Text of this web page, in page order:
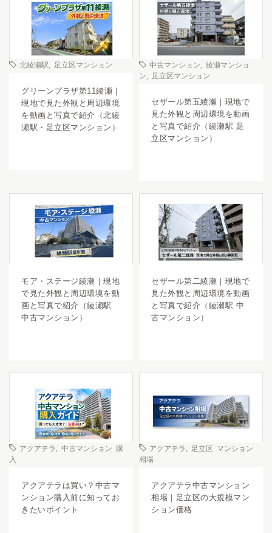
北綾瀬駅 足立区マンション
グリーンプラザ第11綾瀬｜
現地で見た外観と周辺環境
を動画と写真で紹介（北綾
瀬駅・足立区マンション）
中古マンション
綾瀬マンショ
ン
足立区マンション
セザール第五綾瀬｜現地で
見た外観と周辺環境を動画
と写真で紹介（綾瀬駅 足
立区マンション）
モア・ステージ綾瀬｜現地
で見た外観と周辺環境を動
画と写真で紹介（綾瀬駅
中古マンション）
セザール第二綾瀬｜現地で
見た外観と周辺環境を動画
と写真で紹介（綾瀬駅 中
古マンション）
アクアテラ
中古マンション 購
入
アクアテラは買い？中古マ
ンション購入前に知ってお
きたいポイント
アクアテラ
足立区 マンション
相場
アクアテラ中古マンション
相場｜足立区の大規模マン
ション価格